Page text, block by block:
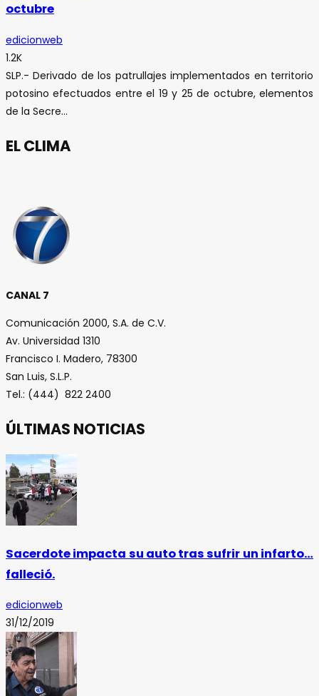
octubre
edicionweb
1.2K
SLP.- Derivado de los patrullajes implementados en territorio
potosino efectuados entre el 19 y 25 de octubre, elementos
de la Secre...
EL CLIMA
CANAL 7
Comunicación 2000, S.A. de C.V.
Av. Universidad 1310
Francisco I. Madero, 78300
San Luis, S.L.P.
Tel.: (444) 822 2400
ÚLTIMAS NOTICIAS
Sacerdote impacta su auto tras sufrir un infarto…
falleció.
edicionweb
31/12/2019